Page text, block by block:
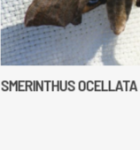
SMERINTHUS OCELLATA